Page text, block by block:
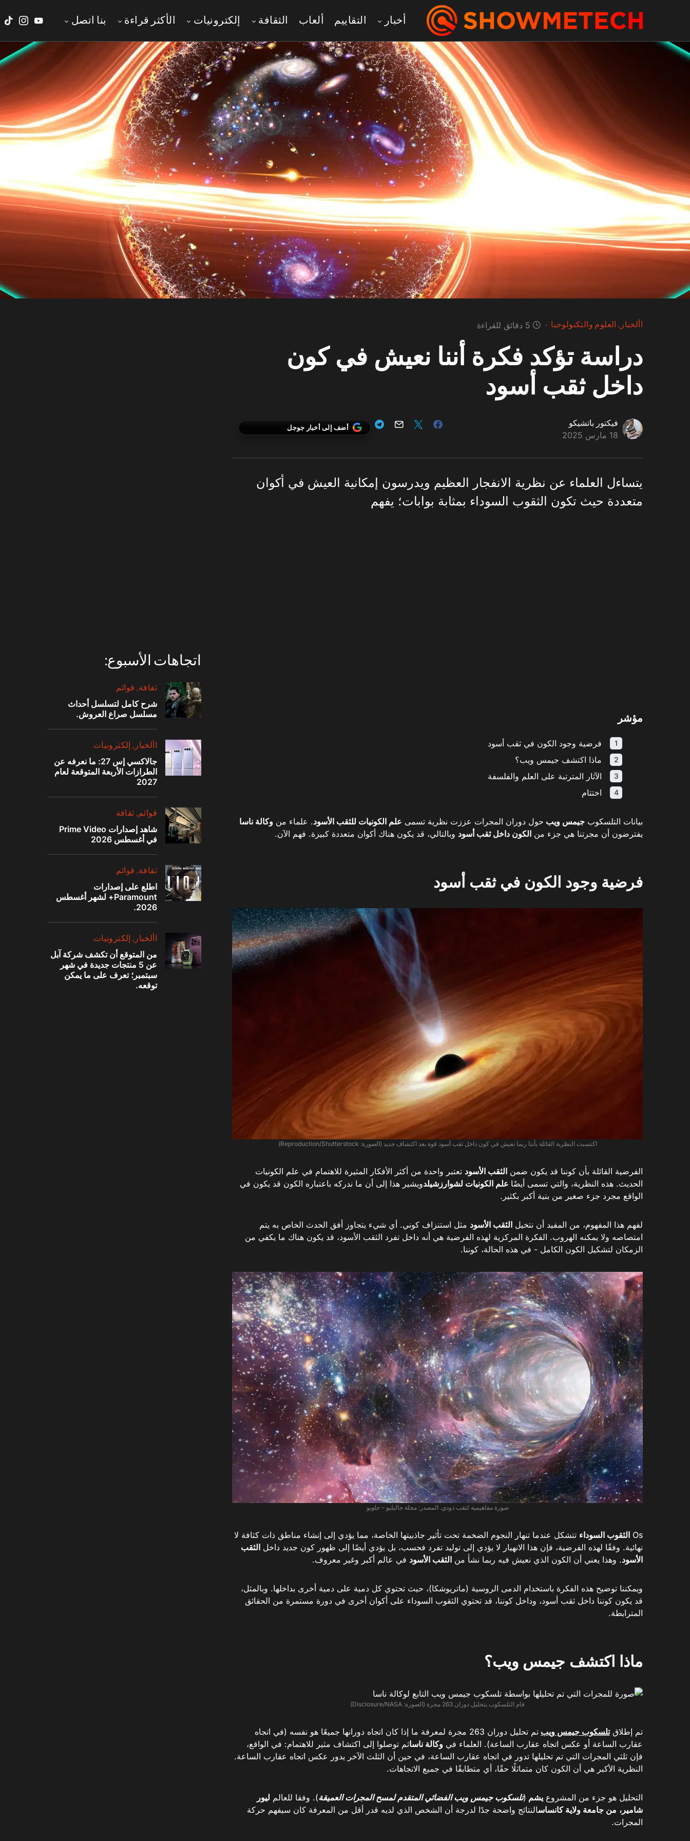
أخبار التقاييم ألعاب الثقافة إلكترونيات الأكثر قراءة ‫بنا‬ ‫اتصل‬
‫األخبار‬ العلوم والتكنولوجيا 5 دقائق للقراءة
دراسة تؤكد فكرة أننا نعيش في كون
داخل ثقب أسود
فيكتور باتشيكو
18 مارس 2025
أضف إلى أخبار جوجل
يتساءل العلماء عن نظرية الانفجار العظيم ويدرسون إمكانية العيش في أكوان
متعددة حيث تكون الثقوب السوداء بمثابة بوابات؛ يفهم
مؤشر
فرضية وجود الكون في ثقب أسود
ماذا اكتشف جيمس ويب؟
الآثار المترتبة على العلم والفلسفة
اختتام
بيانات التلسكوب جيمس ويب حول دوران المجرات عززت نظرية تسمى علم الكونيات للثقب الأسود. علماء من وكالة ناسا
يفترضون أن مجرتنا هي جزء من الكون داخل ثقب أسود وبالتالي، قد يكون هناك أكوان متعددة كبيرة. فهم الآن.
فرضية وجود الكون في ثقب أسود
اكتسبت النظرية القائلة بأننا ربما نعيش في كون داخل ثقب أسود قوة بعد اكتشاف جديد (الصورة: Reproduction/Shutterstock)
الفرضية القائلة بأن كوننا قد يكون ضمن الثقب الأسود تعتبر واحدة من أكثر الأفكار المثيرة للاهتمام في علم الكونيات
الحديث. هذه النظرية، والتي تسمى أيضًا علم الكونيات لشوارزشيلدويشير هذا إلى أن ما ندركه باعتباره الكون قد يكون في
الواقع مجرد جزء صغير من بنية أكبر بكثير.
لفهم هذا المفهوم، من المفيد أن نتخيل الثقب الأسود مثل استنزاف كوني. أي شيء يتجاوز أفق الحدث الخاص به يتم
امتصاصه ولا يمكنه الهروب. الفكرة المركزية لهذه الفرضية هي أنه داخل تفرد الثقب الأسود، قد يكون هناك ما يكفي من
الزمكان لتشكيل الكون الكامل - في هذه الحالة، كوننا.
صورة مفاهيمية لثقب دودي. المصدر: مجلة جاليليو – جلوبو
Os الثقوب السوداء تتشكل عندما تنهار النجوم الضخمة تحت تأثير جاذبيتها الخاصة، مما يؤدي إلى إنشاء مناطق ذات كثافة لا
نهائية. وفقًا لهذه الفرضية، فإن هذا الانهيار لا يؤدي إلى توليد تفرد فحسب، بل يؤدي أيضًا إلى ظهور كون جديد داخل الثقب
الأسود. وهذا يعني أن الكون الذي نعيش فيه ربما نشأ من الثقب الأسود في عالم أكبر وغير معروف.
ويمكننا توضيح هذه الفكرة باستخدام الدمى الروسية (ماتريوشكا)، حيث تحتوي كل دمية على دمية أخرى بداخلها. وبالمثل،
قد يكون كوننا داخل ثقب أسود، وداخل كوننا، قد تحتوي الثقوب السوداء على أكوان أخرى في دورة مستمرة من الحقائق
المترابطة.
ماذا اكتشف جيمس ويب؟
قام التلسكوب بتحليل دوران 263 مجرة ​​(الصورة: Disclosure/NASA)
تم إطلاقتلسكوب جيمس ويب
تم تحليل دوران 263 مجرة ​​لمعرفة ما إذا كان اتجاه دورانها جميعًا هو نفسه (في اتجاه
عقارب الساعة أو عكس اتجاه عقارب الساعة). العلماء في وكالة ناساثم توصلوا إلى اكتشاف مثير للاهتمام: في الواقع،
فإن ثلثي المجرات التي تم تحليلها تدور في اتجاه عقارب الساعة، في حين أن الثلث الآخر يدور عكس اتجاه عقارب الساعة.
النظرية الأكبر هي أن الكون كان متماثلًا حقًا، أي متطابقًا في جميع الاتجاهات.
التحليل هو جزء من المشروع يشم (تلسكوب جيمس ويب الفضائي المتقدم لمسح المجرات العميقة). وفقا للعالم ليور
شامير، من جامعة ولاية كانساسالنتائج واضحة جدًا لدرجة أن الشخص الذي لديه قدر أقل من المعرفة كان سيفهم حركة
المجرات.
اتجاهات الأسبوع:
ثقافة قوائم
شرح كامل لتسلسل أحداث
مسلسل صراع العروش.
‫األخبار‬ إلكترونيات
جالاكسي إس 27: ما نعرفه عن
الطرازات الأربعة المتوقعة لعام
2027
قوائم ثقافة
شاهد إصدارات Prime Video
في أغسطس 2026
ثقافة قوائم
اطلع على إصدارات
Paramount+ لشهر أغسطس
2026.
‫األخبار‬ إلكترونيات
من المتوقع أن تكشف شركة آبل
عن 5 منتجات جديدة في شهر
سبتمبر؛ تعرف على ما يمكن
توقعه.